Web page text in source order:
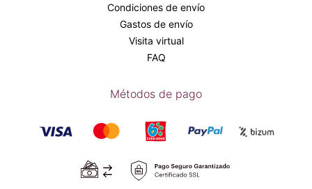
Condiciones de envío
Gastos de envío
Visita virtual
FAQ
Métodos de pago